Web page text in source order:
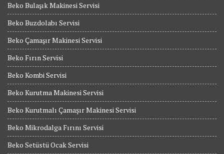
Beko Bulaşık Makinesi Servisi
Beko Buzdolabı Servisi
Beko Çamaşır Makinesi Servisi
Beko Fırın Servisi
Beko Kombi Servisi
Beko Kurutma Makinesi Servisi
Beko Kurutmalı Çamaşır Makinesi Servisi
Beko Mikrodalga Fırını Servisi
Beko Setüstü Ocak Servisi